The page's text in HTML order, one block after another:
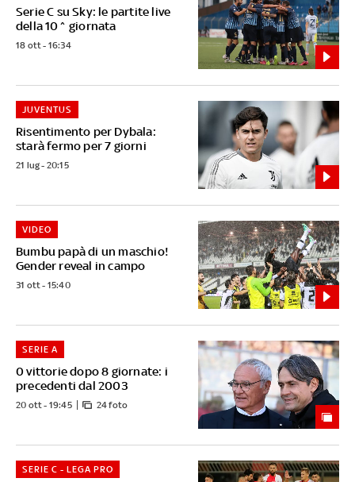
Serie C su Sky: le partite live
della 10^ giornata
18 ott - 16:34
Risentimento per Dybala:
starà fermo per 7 giorni
JUVENTUS
21 lug - 20:15
Bumbu papà di un maschio!
Gender reveal in campo
VIDEO
31 ott - 15:40
0 vittorie dopo 8 giornate: i
precedenti dal 2003
SERIE A
20 ott - 19:45 24 foto
SERIE C - LEGA PRO